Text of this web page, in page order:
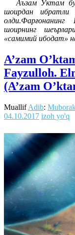
Аъзам Ўктам
шоирдан
шоирнинг
«самимий ибодат»
A’zam
Fayzulloh.
(A’zam
MuallifAdib:
04.10.2017 izoh yo'q